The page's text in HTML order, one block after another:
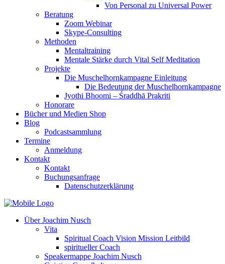
Von Personal zu Universal Power
Beratung
Zoom Webinar
Skype-Consulting
Methoden
Mentaltraining
Mentale Stärke durch Vital Self Meditation
Projekte
Die Muschelhornkampagne Einleitung
Die Bedeutung der Muschelhornkampagne
Jyothi Bhoomi – Śraddhā Prakriti
Honorare
Bücher und Medien Shop
Blog
Podcastsammlung
Termine
Anmeldung
Kontakt
Kontakt
Buchungsanfrage
Datenschutzerklärung
Über Joachim Nusch
Vita
Spiritual Coach Vision Mission Leitbild
spiritueller Coach
Speakermappe Joachim Nusch